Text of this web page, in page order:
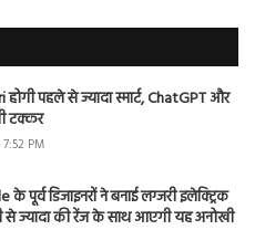
होगी पहले से ज्यादा स्मार्ट, ChatGPT और
टक्कर
PM
पूर्व डिजाइनरों ने बनाई लग्जरी इलेक्ट्रिक
से ज्यादा की रेंज के साथ आएगी यह अनोखी